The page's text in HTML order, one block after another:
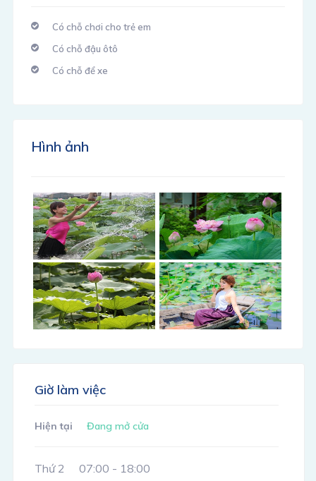
Có chỗ chơi cho trẻ em
Có chỗ đậu ôtô
Có chỗ để xe
Hình ảnh
Giờ làm việc
Hiện tại Đang mở cửa
Thứ 2 07:00 - 18:00